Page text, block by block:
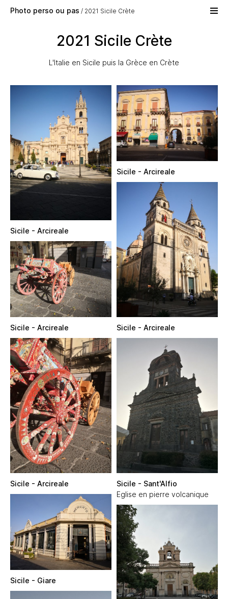
Photo perso ou pas 2021 Sicile Crète
2021 Sicile Crète
L'Italie en Sicile puis la Grèce en Crète
Sicile - Arcireale
Sicile - Arcireale
Sicile - Arcireale
Sicile - Arcireale
Sicile - Arcireale
Sicile - Sant'Alfio
Eglise en pierre volcanique
Sicile - Giare